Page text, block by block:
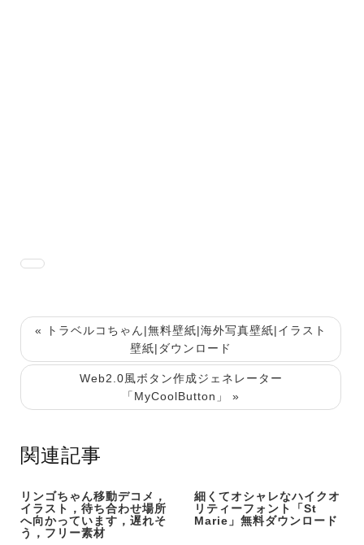
« トラベルコちゃん|無料壁紙|海外写真壁紙|イラスト
壁紙|ダウンロード
Web2.0風ボタン作成ジェネレーター
「MyCoolButton」 »
関連記事
リンゴちゃん移動デコメ，
イラスト，待ち合わせ場所
へ向かっています，遅れそ
う，フリー素材
細くてオシャレなハイクオ
リティーフォント「St
Marie」無料ダウンロード